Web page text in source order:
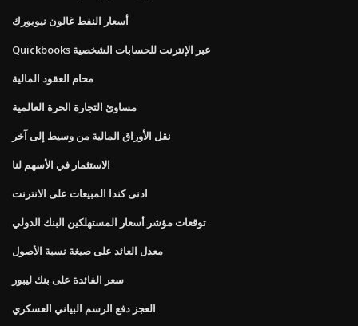
أسعار النفط غالون نيويورك
Quickbooks عبر الإنترنت للحسابات الشخصية
محام العقود المالية
مساوئ التجارة الحرة العالمية
نقل الأوراق المالية من وسيط إلى آخر
الاستثمار في الأسهم لنا
ادنى كندا المبيعات على الانترنت
توقعات مؤشر أسعار المستهلكين البنك الدولي
معدل العائد على صيغة نسبة الأصول
سعر الفائدة على بنك ليبور
العجز دفع الرسم البياني العسكري